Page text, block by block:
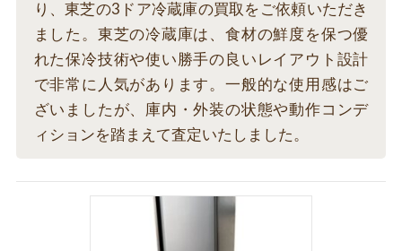
り、東芝の3ドア冷蔵庫の買取をご依頼いただき
ました。東芝の冷蔵庫は、食材の鮮度を保つ優
れた保冷技術や使い勝手の良いレイアウト設計
で非常に人気があります。一般的な使用感はご
ざいましたが、庫内・外装の状態や動作コンデ
ィションを踏まえて査定いたしました。